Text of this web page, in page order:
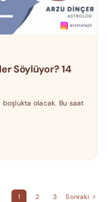
Söylüyor? 14
boşlukta olacak. Bu saat
1 2 3 Sonraki